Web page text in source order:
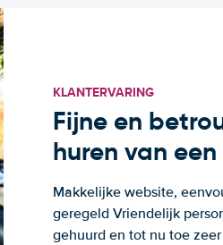
KLANTERVARING
Fijne en
huren van
Makkelijke website,
geregeld Vriendelijk
gehuurd en tot nu toe